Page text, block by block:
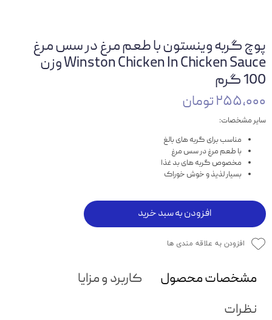
پوچ گربه وینستون با طعم مرغ در سس مرغ
Winston Chicken In Chicken Sauce وزن
100 گرم
۲۵۵,۰۰۰ تومان
سایر مشخصات:
مناسب برای گربه های بالغ
با طعم مرغ در سس مرغ
مخصوص گربه های بد غذا
بسیار لذیذ و خوش خوراک
افزودن به سبد خرید
افزودن به علاقه مندی ها
مشخصات محصول
کاربرد و مزایا
نظرات